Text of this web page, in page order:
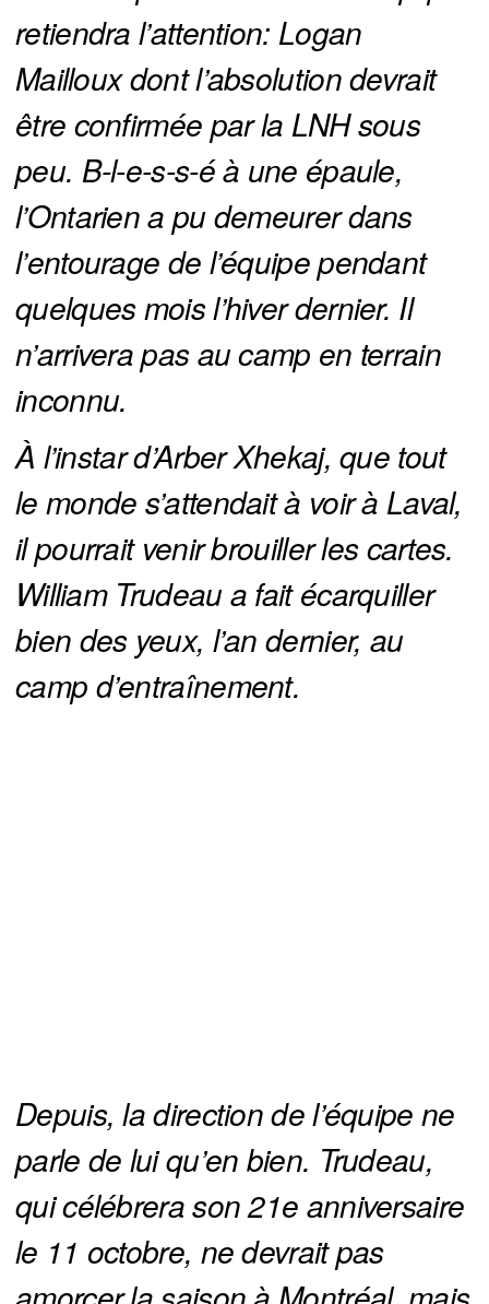
retiendra l’attention: Logan
Mailloux dont l’absolution devrait
être confirmée par la LNH sous
peu. B-l-e-s-s-é à une épaule,
l’Ontarien a pu demeurer dans
l’entourage de l’équipe pendant
quelques mois l’hiver dernier. Il
n’arrivera pas au camp en terrain
inconnu.
À l’instar d’Arber Xhekaj, que tout
le monde s’attendait à voir à Laval,
il pourrait venir brouiller les cartes.
William Trudeau a fait écarquiller
bien des yeux, l’an dernier, au
camp d’entraînement.
Depuis, la direction de l’équipe ne
parle de lui qu’en bien. Trudeau,
qui célébrera son 21e anniversaire
le 11 octobre, ne devrait pas